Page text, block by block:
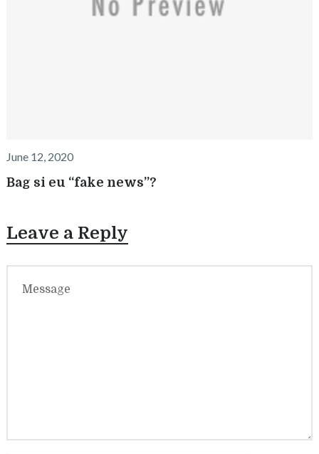
June 12, 2020
Bag si eu “fake news”?
Leave a Reply